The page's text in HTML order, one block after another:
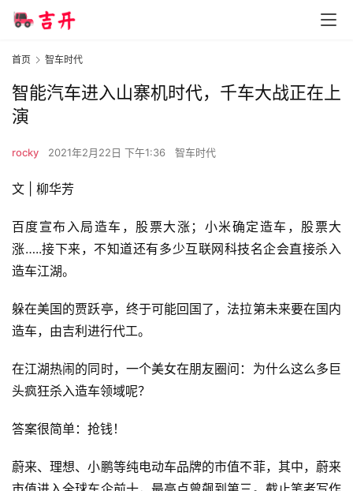
首页 智车时代
智能汽车进入山寨机时代，千车大战正在上
演
rocky 2021年2月22日 下午1:36 智车时代
文 | 柳华芳
百度宣布入局造车，股票大涨；小米确定造车，股票大
涨…..接下来，不知道还有多少互联网科技名企会直接杀入
造车江湖。
躲在美国的贾跃亭，终于可能回国了，法拉第未来要在国内
造车，由吉利进行代工。
在江湖热闹的同时，一个美女在朋友圈问：为什么这么多巨
头疯狂杀入造车领域呢？
答案很简单：抢钱！
蔚来、理想、小鹏等纯电动车品牌的市值不菲，其中，蔚来